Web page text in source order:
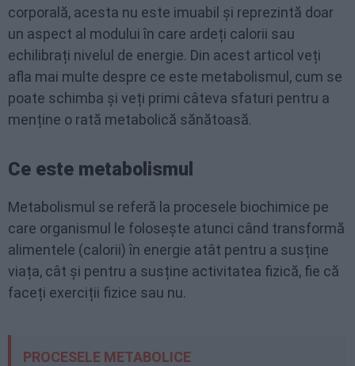
corporală, acesta nu este imuabil și reprezintă doar
un aspect al modului în care ardeți calorii sau
echilibrați nivelul de energie. Din acest articol veți
afla mai multe despre ce este metabolismul, cum se
poate schimba și veți primi câteva sfaturi pentru a
menține o rată metabolică sănătoasă.
Ce este metabolismul
Metabolismul se referă la procesele biochimice pe
care organismul le folosește atunci când transformă
alimentele (calorii) în energie atât pentru a susține
viața, cât și pentru a susține activitatea fizică, fie că
faceți exerciții fizice sau nu.
PROCESELE METABOLICE